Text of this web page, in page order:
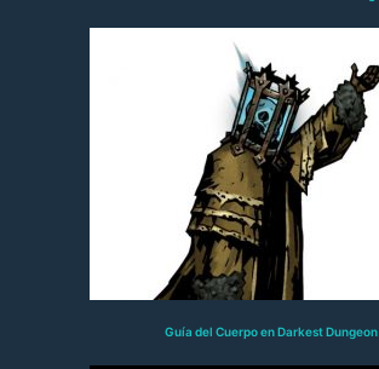
Guía del Cuerpo en Darkest Dungeon